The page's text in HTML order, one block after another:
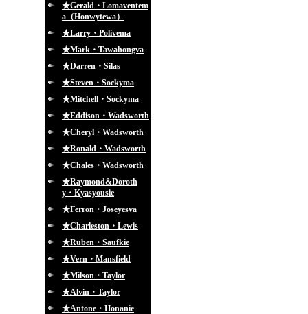
★Gerald・Lomaventem
a（Honwytewa）
★Larry・Polivema
★Mark・Tawahongva
★Darren・Silas
★Steven・Sockyma
★Mitchell・Sockyma
★Eddison・Wadsworth
★Cheryl・Wadsworth
★Ronald・Wadsworth
★Chales・Wadsworth
★Raymond&Doroth
y・Kyasyousie
★Ferron・Joseyesva
★Charleston・Lewis
★Ruben・Saufkie
★Vern・Mansfield
★Milson・Taylor
★Alvin・Taylor
★Antone・Honanie